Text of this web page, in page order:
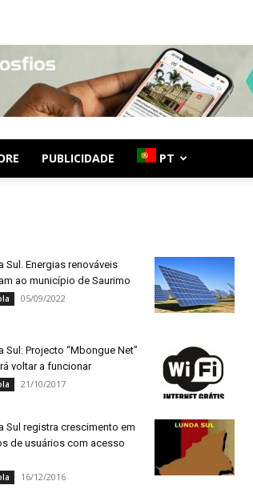
PUBLICIDADE PT
Sul. Energias renováveis
ao município de Saurimo
05/09/2022
Sul: Projecto “Mbongue Net”
voltar a funcionar
21/10/2017
Sul registra crescimento em
de usuários com acesso
16/12/2016